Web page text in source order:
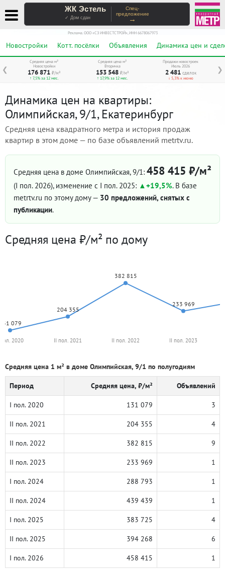
ЖК Эстель
✓ Дом сдан
Спец-
предложение
→
Реклама. ООО «СЗ ИНВЕСТСТРОЙ», ИНН 6678067973
Новостройки Котт. посёлки Объявления Динамика цен и
❮ ❯
Средняя цена м²
Новостройки
176 871 ₽/м²
↑ 7,5% за 12 мес.
Средняя цена м²
Вторичка
153 548 ₽/м²
↑ 17,9% за 12 мес.
Продажи новостроек
Июль 2026
2 481 сделок
↓ 5,3% к июню
Динамика цен на квартиры:
Олимпийская, 9/1, Екатеринбург
Средняя цена квадратного метра и история продаж
квартир в этом доме — по базе объявлений metrtv.ru.
Средняя цена в доме Олимпийская, 9/1: 458 415 ₽/м²
(I пол. 2026), изменение с I пол. 2025: +19,5%. В базе
metrtv.ru по этому дому — 30 предложений, снятых с
публикации.
Средняя цена ₽/м² по дому
079
204 355
382 815
233 969
2020 II пол. 2021 II пол. 2022 II пол. 2023
Средняя цена 1 м² в доме Олимпийская, 9/1 по полугодиям
Период Средняя цена, ₽/м² Объявлений
I пол. 2020 131 079 3
II пол. 2021 204 355 4
II пол. 2022 382 815 9
II пол. 2023 233 969 1
I пол. 2024 288 793 1
II пол. 2024 439 439 1
I пол. 2025 383 725 4
II пол. 2025 394 268 6
I пол. 2026 458 415 1